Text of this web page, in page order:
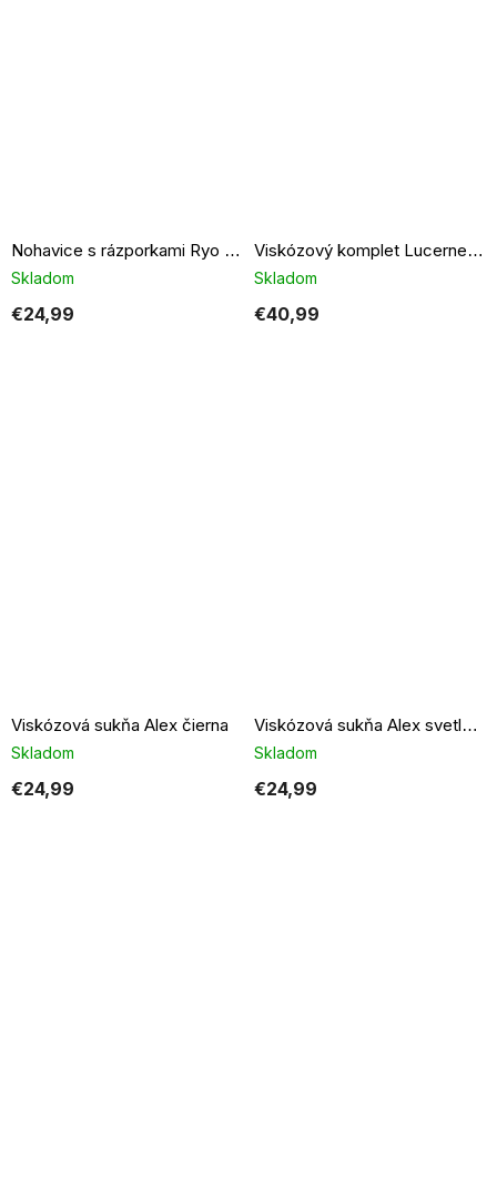
Nohavice s rázporkami Ryo dusty pink
Skladom
€24,99
Viskózový komplet Lucerne modrý
Skladom
€40,99
Viskózová sukňa Alex čierna
Skladom
€24,99
Viskózová sukňa Alex svetlo béžová
Skladom
€24,99